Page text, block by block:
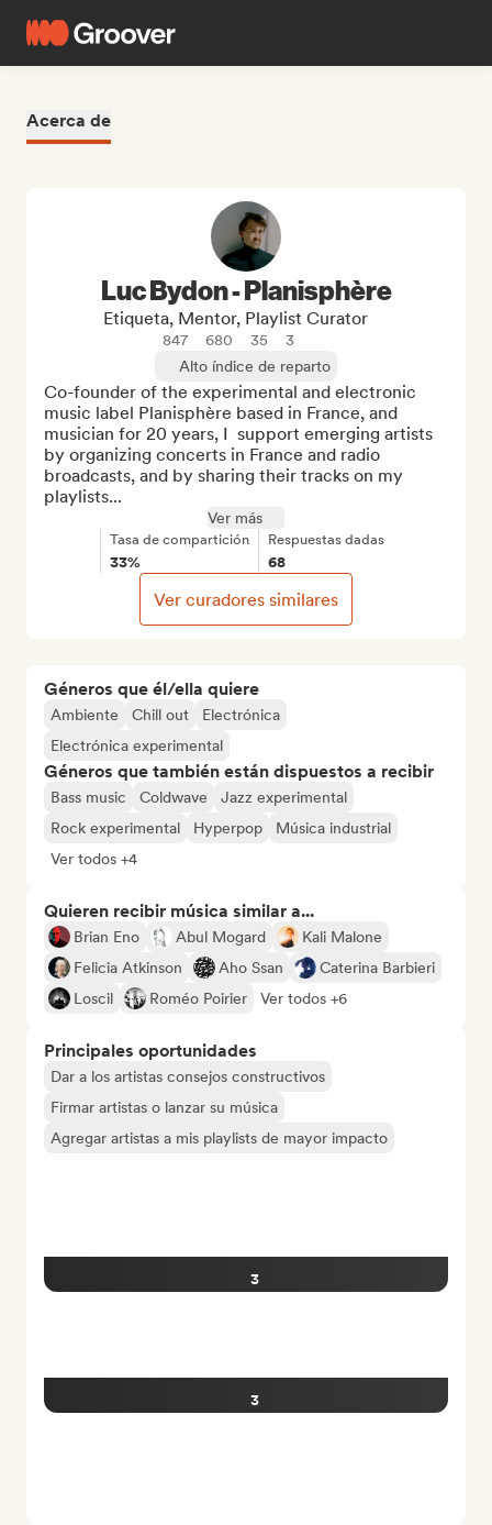
Acerca de
Géneros que él/ella quiere
Ambiente Chill out
Electrónica
Electrónica experimental
Géneros que también están dispuestos a recibir
Bass music Coldwave
Jazz experimental
Rock experimental
Hyperpop
Música industrial
Ver todos +4
Quieren recibir música similar a...
Brian Eno Abul Mogard
Kali Malone
Felicia Atkinson
Aho Ssan
Caterina Barbieri
Loscil
Roméo Poirier Ver todos +6
Principales oportunidades
Dar a los artistas consejos constructivos
Firmar artistas o lanzar su música
Agregar artistas a mis playlists de mayor impacto
3
3
Luc Bydon - Planisphère
Etiqueta, Mentor, Playlist Curator
847 680 35
3
Alto índice de reparto
Co-founder of the experimental and electronic
music label Planisphère based in France, and
musician for 20 years, I  support emerging artists
by organizing concerts in France and radio
broadcasts, and by sharing their tracks on my
playlists...
Ver más
Tasa de compartición
33%
Respuestas dadas
68
Ver curadores similares